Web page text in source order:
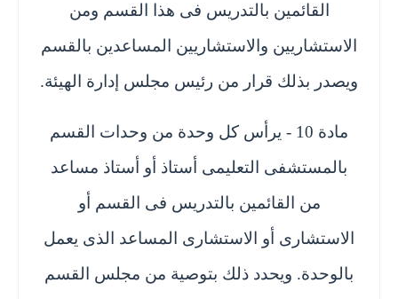
القائمين بالتدريس فى هذا القسم ومن
الاستشاريين والاستشاريين المساعدين بالقسم
ويصدر بذلك قرار من رئيس مجلس إدارة الهيئة.
مادة 10 - يرأس كل وحدة من وحدات القسم
بالمستشفى التعليمى أستاذ أو أستاذ مساعد
من القائمين بالتدريس فى القسم أو
الاستشارى أو الاستشارى المساعد الذى يعمل
بالوحدة. ويحدد ذلك بتوصية من مجلس القسم